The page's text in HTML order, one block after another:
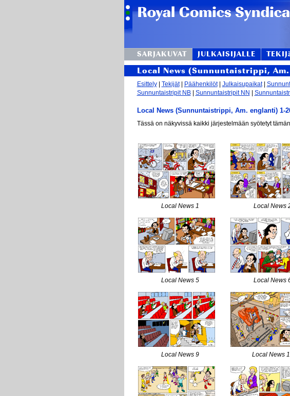
SARJAKUVAT
JULKAISIJALLE
Local News (Sunnuntaistrippi,
Esittely| Tekijät| Päähenkilöt| Julkaisupaikat|
Sunnuntaistripit NB| Sunnuntaistripit NN
Local News (Sunnuntaistrippi, Am. englanti) 1-
Tässä on näkyvissä kaikki järjestelmään syötetyt
Local News 1 Local News
Local News 5 Local News
Local News 9 Local News